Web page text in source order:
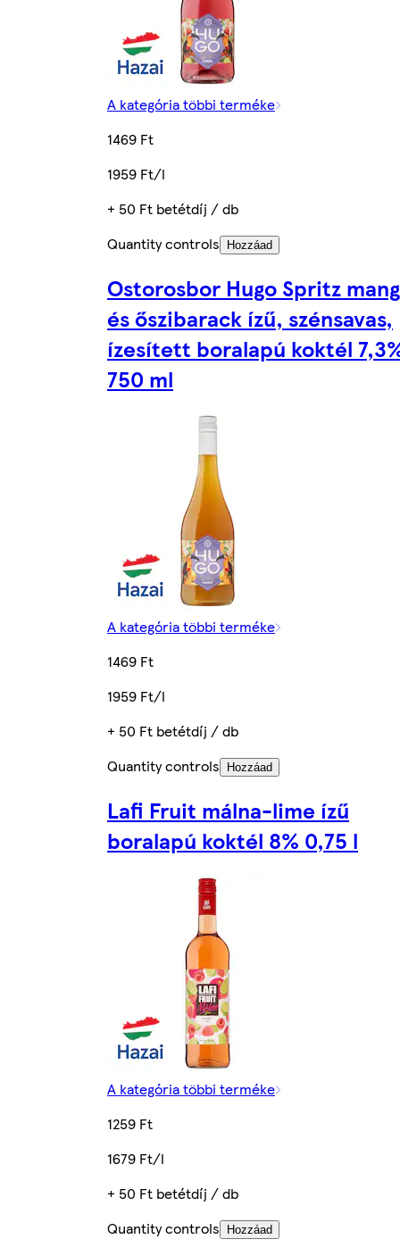
A kategória többi terméke
1469 Ft
1959 Ft/l
+ 50 Ft betétdíj / db
Quantity controls
Hozzáad
Ostorosbor Hugo Spritz
és őszibarack ízű, szénsavas,
ízesített boralapú koktél
750 ml
A kategória többi terméke
1469 Ft
1959 Ft/l
+ 50 Ft betétdíj / db
Quantity controls
Hozzáad
Lafi Fruit málna-lime ízű
boralapú koktél 8% 0,75 l
A kategória többi terméke
1259 Ft
1679 Ft/l
+ 50 Ft betétdíj / db
Quantity controls
Hozzáad